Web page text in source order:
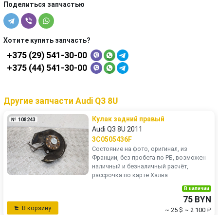
Поделиться запчастью
Хотите купить запчасть?
+375 (29) 541-30-00
+375 (44) 541-30-00
Другие запчасти Audi Q3 8U
№ 108243
Кулак задний правый
Audi Q3 8U 2011
3C0505436F
Состояние на фото, оригинал, из
Франции, без пробега по РБ, возможен
наличный и безналичный расчёт,
рассрочка по карте Халва
В корзину
В наличии
75 BYN
~ 25 $ ~ 2 100 ₽